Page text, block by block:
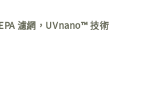
濾網，UVnano™ 技術